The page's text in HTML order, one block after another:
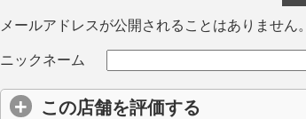
メールアドレスが公開されることはありません。
ニックネーム
この店舗を評価する